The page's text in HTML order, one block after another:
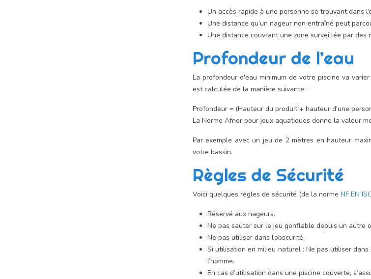
Un accès rapide à une personne se trouvant dans
Une distance qu’un nageur non entraîné peut
Une distance couvrant une zone surveillée par des
Profondeur de l’eau
La profondeur d'eau minimum de votre piscine va
est calculée de la manière suivante :
Profondeur = (Hauteur du produit + hauteur d'une
La Norme Afnor pour jeux aquatiques donne la valeur
Par exemple avec un jeu de 2 mètres en hauteur
votre bassin.
Règles de Sécurité
Voici quelques règles de sécurité (de la norme NF EN
Réservé aux nageurs.
Ne pas sauter sur le jeu gonflable depuis un autre
Ne pas utiliser dans l’obscurité.
Si utilisation en milieu naturel : Ne pas utiliser
l’homme.
En cas d’utilisation dans une piscine couverte,